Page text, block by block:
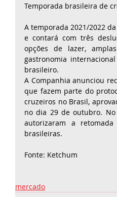
Temporada brasileira de
A temporada 2021/2022
e contará com três
opções de lazer,
gastronomia
brasileiro.
A Companhia anunciou
que fazem parte do
cruzeiros no Brasil,
no dia 29 de outubro.
autorizaram a
brasileiras.
Fonte: Ketchum
mercado